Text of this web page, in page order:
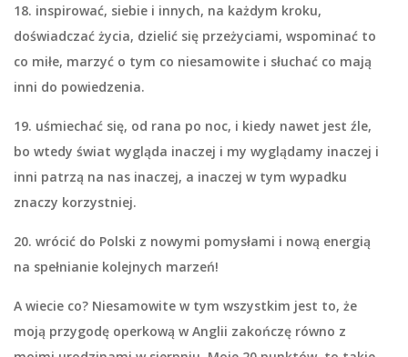
18. inspirować, siebie i innych, na każdym kroku,
doświadczać życia, dzielić się przeżyciami, wspominać to
co miłe, marzyć o tym co niesamowite i słuchać co mają
inni do powiedzenia.
19. uśmiechać się, od rana po noc, i kiedy nawet jest źle,
bo wtedy świat wygląda inaczej i my wyglądamy inaczej i
inni patrzą na nas inaczej, a inaczej w tym wypadku
znaczy korzystniej.
20. wrócić do Polski z nowymi pomysłami i nową energią
na spełnianie kolejnych marzeń!
A wiecie co? Niesamowite w tym wszystkim jest to, że
moją przygodę operkową w Anglii zakończę równo z